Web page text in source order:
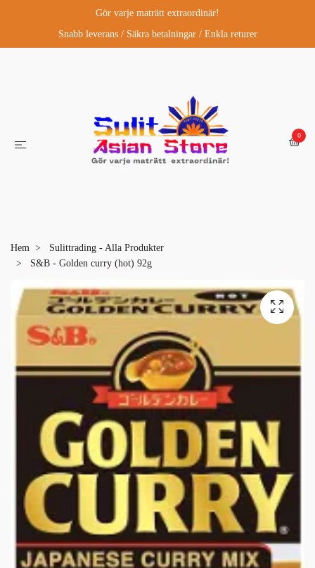
Gör varje maträtt extraordinär!
Snabb leverans / Säkra betalningar / Enkla returer
0
Hem
Sulittrading - Alla Produkter
S&B - Golden curry (hot) 92g